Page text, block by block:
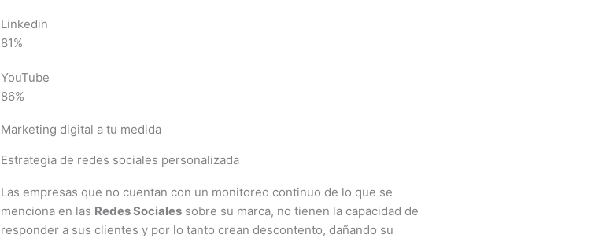
Linkedin
81%
YouTube
86%
Marketing digital a tu medida
Estrategia de redes sociales personalizada
Las empresas que no cuentan con un monitoreo continuo de lo que se
menciona en las Redes Sociales sobre su marca, no tienen la capacidad de
responder a sus clientes y por lo tanto crean descontento, dañando su